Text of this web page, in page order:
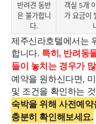
반려견 동반
은 불가합니
다.
객실 5개
가 요금이
제주신라호텔에서는
합니다. 특히, 반려동
들이 놓치는 경우가
예약을 원하신다면,
및 조건을 확인하는
숙박을 위해 사전예
충분히 확인해보세요.